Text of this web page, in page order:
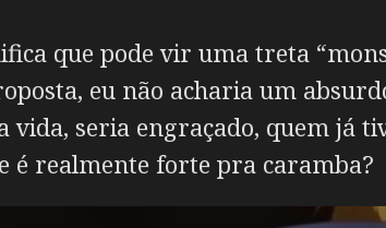
que pode vir uma treta
eu não acharia um
seria engraçado, quem já
é realmente forte pra caramba?